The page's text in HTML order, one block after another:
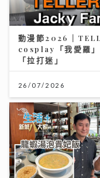
動漫節2026｜
cosplay「我愛羅
「拉打迷」
26/07/2026